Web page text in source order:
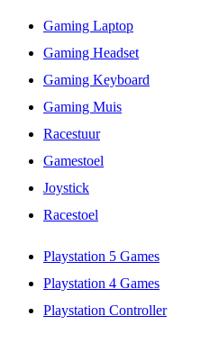
Gaming Laptop
Gaming Headset
Gaming Keyboard
Gaming Muis
Racestuur
Gamestoel
Joystick
Racestoel
Playstation 5 Games
Playstation 4 Games
Playstation Controller